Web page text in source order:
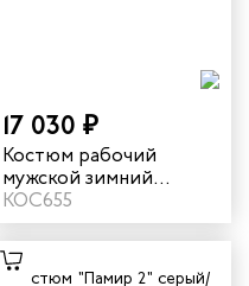
17 030 ₽
Костюм рабочий
мужской зимний
"Памир-Норд" 4 и
особый климатический
пояс цвет серый/
черный/красный
КОС655